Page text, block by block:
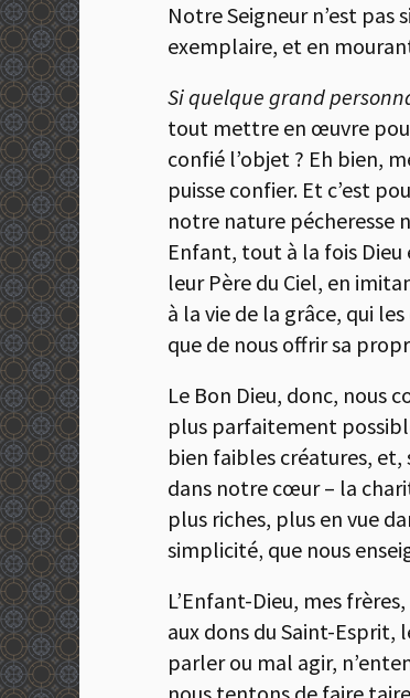
Notre Seigneur n’est pas
exemplaire, et en
Si quelque grand
tout mettre en œuvre
confié l’objet ? Eh bien,
puisse confier. Et c’est
notre nature pécheresse
Enfant, tout à la fois Dieu
leur Père du Ciel, en
à la vie de la grâce, qui
que de nous offrir sa
Le Bon Dieu, donc, nous
plus parfaitement
bien faibles créatures,
dans notre cœur – la
plus riches, plus en vue
simplicité‚ que nous
L’Enfant-Dieu, mes
aux dons du Saint-Esprit,
parler ou mal agir,